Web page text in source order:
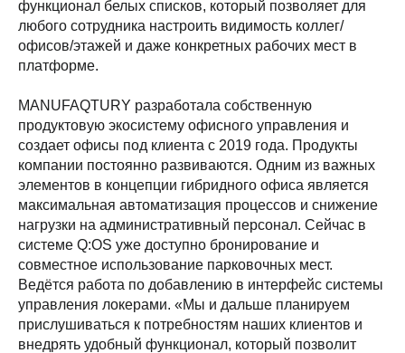
функционал белых списков, который позволяет для
любого сотрудника настроить видимость коллег/
офисов/этажей и даже конкретных рабочих мест в
платформе.
MANUFAQTURY разработала собственную
продуктовую экосистему офисного управления и
создает офисы под клиента с 2019 года. Продукты
компании постоянно развиваются. Одним из важных
элементов в концепции гибридного офиса является
максимальная автоматизация процессов и снижение
нагрузки на административный персонал. Сейчас в
системе Q:OS уже доступно бронирование и
совместное использование парковочных мест.
Ведётся работа по добавлению в интерфейс системы
управления локерами. «Мы и дальше планируем
прислушиваться к потребностям наших клиентов и
внедрять удобный функционал, который позволит